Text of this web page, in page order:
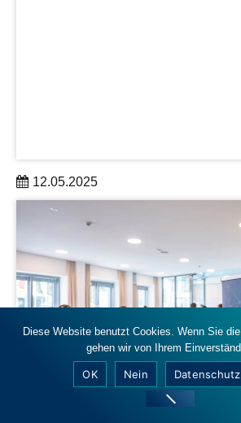
12.05.2025
für Wissenschaftler:innen und
aus den DRESDEN-concept
am 3. Juni 2025, 10:00 bis 16:00 Uhr
Lab 1
Crispin-Iven Mokry
Diese Website benutzt Cookies. Wenn Sie
gehen wir von Ihrem
OK Nein